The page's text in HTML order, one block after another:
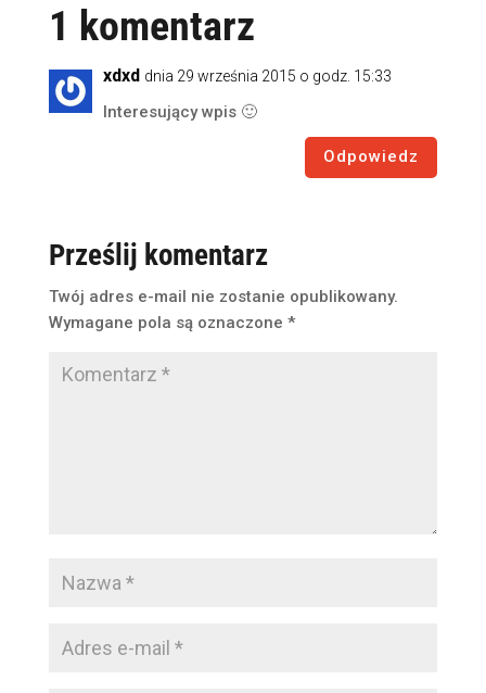
1 komentarz
xdxd dnia 29 września 2015 o godz. 15:33
Interesujący wpis 🙂
Odpowiedz
Prześlij komentarz
Twój adres e-mail nie zostanie opublikowany.
Wymagane pola są oznaczone *